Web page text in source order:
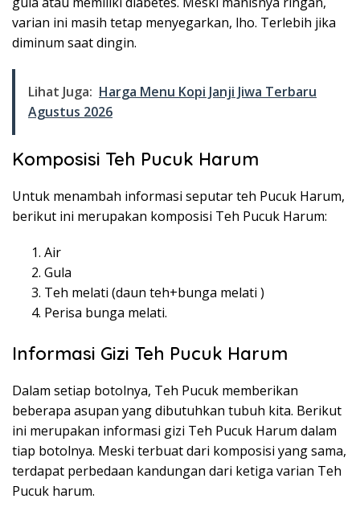
varian ini masih tetap menyegarkan, lho. Terlebih jika
diminum saat dingin.
Lihat Juga: Harga Menu Kopi Janji Jiwa Terbaru
Agustus 2026
Komposisi Teh Pucuk Harum
Untuk menambah informasi seputar teh Pucuk Harum,
berikut ini merupakan komposisi Teh Pucuk Harum:
Air
Gula
Teh melati (daun teh+bunga melati )
Perisa bunga melati.
Informasi Gizi Teh Pucuk Harum
Dalam setiap botolnya, Teh Pucuk memberikan
beberapa asupan yang dibutuhkan tubuh kita. Berikut
ini merupakan informasi gizi Teh Pucuk Harum dalam
tiap botolnya. Meski terbuat dari komposisi yang sama,
terdapat perbedaan kandungan dari ketiga varian Teh
Pucuk harum.